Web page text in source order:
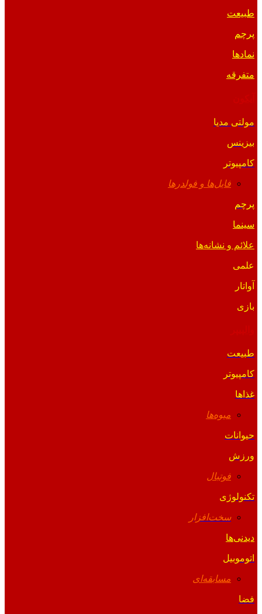
طبیعت
پرچم
نمادها
متفرقه
مولتی مدیا
بیزینس
کامپیوتر
فایل‌ها و فولدرها
پرچم
سینما
علائم و نشانه‌ها
علمی
آواتار
بازی
طبیعت
کامپیوتر
غذاها
میوه‌ها
حیوانات
ورزش
فوتبال
تکنولوژی
سخت‌افزار
دیدنی‌ها
اتوموبیل
مسابقه‌ای
فضا